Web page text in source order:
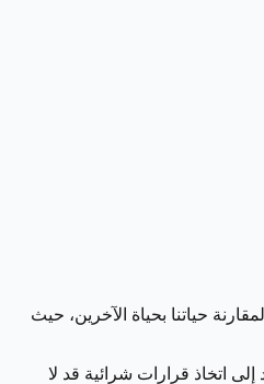
حياتنا بحياة الآخرين، حيث
اتخاذ قرارات شرائية قد لا